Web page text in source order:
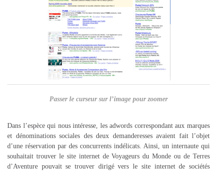
Passer le curseur sur l’image pour zoomer
Dans l’espèce qui nous intéresse, les adwords correspondant aux marques
et dénominations sociales des deux demanderesses avaient fait l’objet
d’une réservation par des concurrents indélicats. Ainsi, un internaute qui
souhaitait trouver le site internet de Voyageurs du Monde ou de Terres
d’Aventure pouvait se trouver dirigé vers le site internet de sociétés